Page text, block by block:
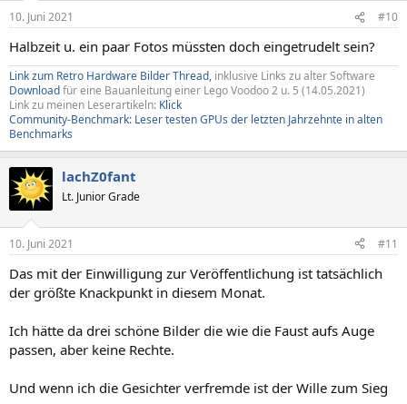
n
e
:
10. Juni 2021 #10
Halbzeit u. ein paar Fotos müssten doch eingetrudelt sein?
Link zum Retro Hardware Bilder Thread, inklusive Links zu alter Software
Downloadfür eine Bauanleitung einer Lego Voodoo 2 u. 5 (14.05.2021)
Link zu meinen Leserartikeln: Klick
Community-Benchmark: Leser testen GPUs der letzten Jahrzehnte in alten
Benchmarks
lachZ0fant
Lt. Junior Grade
10. Juni 2021 #11
Das mit der Einwilligung zur Veröffentlichung ist tatsächlich
der größte Knackpunkt in diesem Monat.
Ich hätte da drei schöne Bilder die wie die Faust aufs Auge
passen, aber keine Rechte.
Und wenn ich die Gesichter verfremde ist der Wille zum Sieg